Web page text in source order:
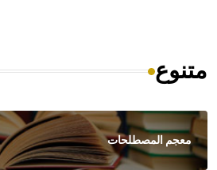
متنوع
معجم المصطلحات